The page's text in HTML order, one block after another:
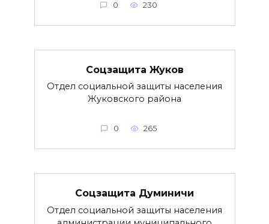
0 230
Соцзащита Жуков
Отдел социальной защиты населения
Жуковского района
0 265
Соцзащита Думиничи
Отдел социальной защиты населения